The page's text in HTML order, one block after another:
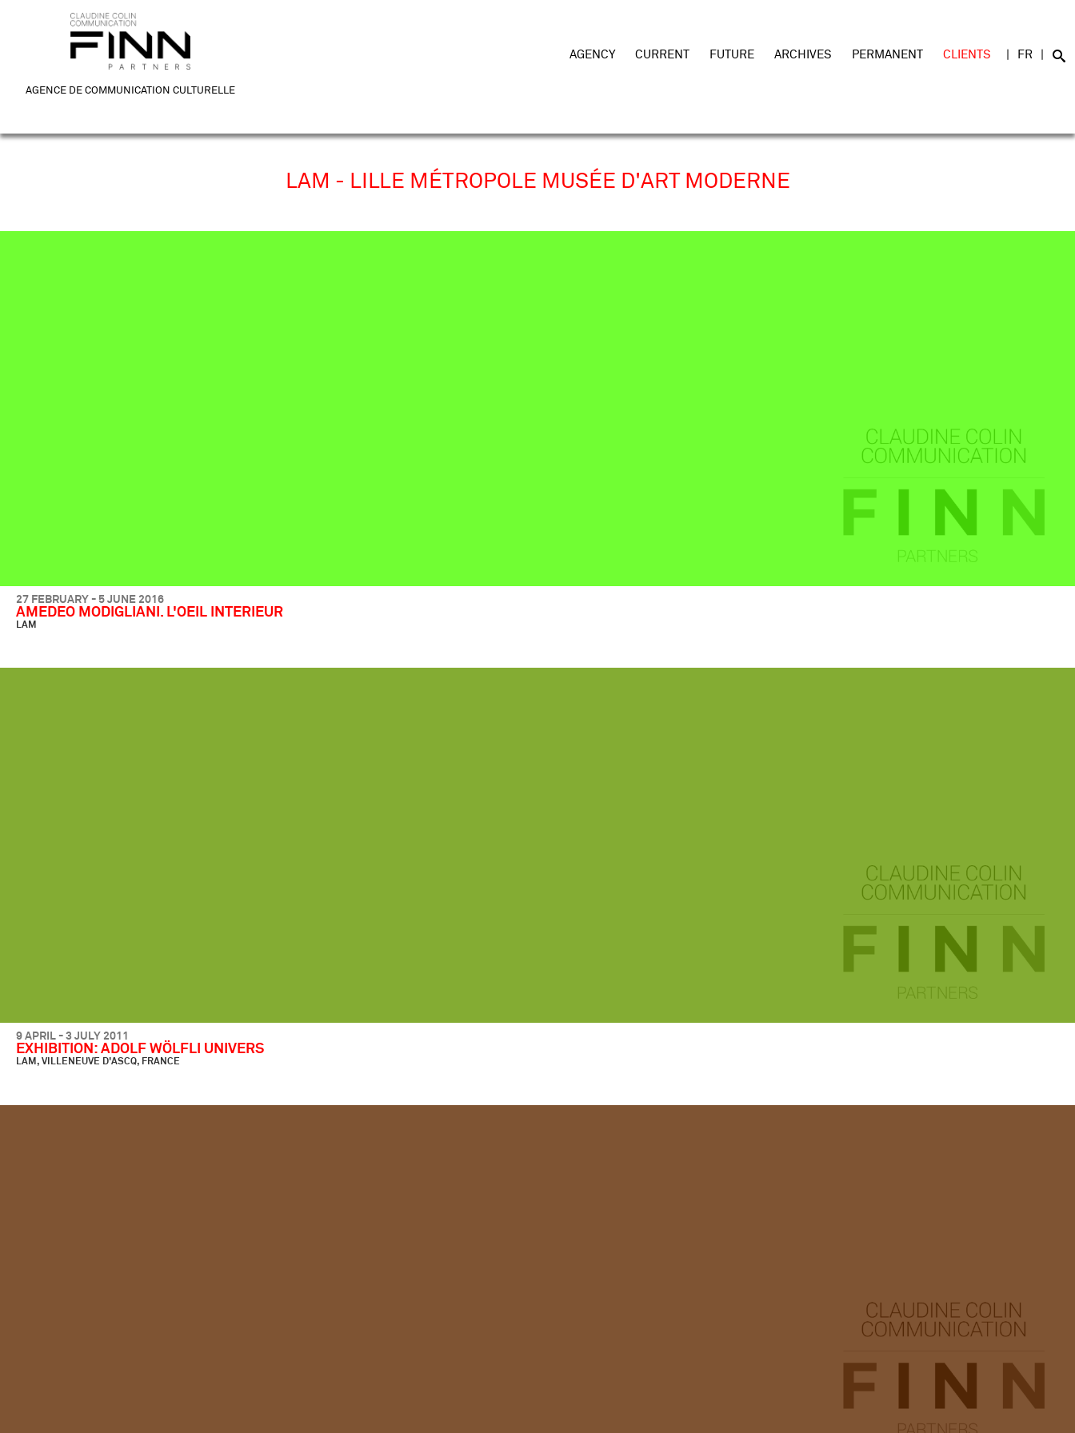
AGENCE DE COMMUNICATION CULTURELLE
AGENCY CURRENT FUTURE ARCHIVES PERMANENT CLIENTS FR
LAM - LILLE MÉTROPOLE MUSÉE D'ART MODERNE
27 FEBRUARY - 5 JUNE 2016
AMEDEO MODIGLIANI. L'OEIL INTERIEUR
LAM
9 APRIL - 3 JULY 2011
EXHIBITION: ADOLF WÖLFLI UNIVERS
LAM, VILLENEUVE D'ASCQ, FRANCE